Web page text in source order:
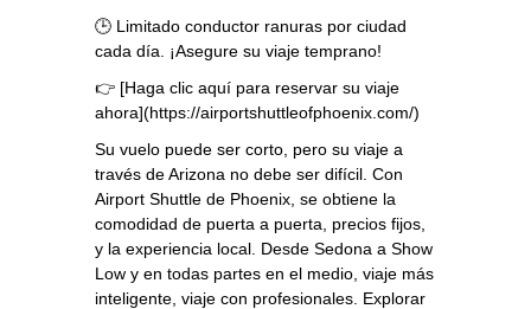
🕒 Limitado conductor ranuras por ciudad
cada día. ¡Asegure su viaje temprano!
👉 [Haga clic aquí para reservar su viaje
ahora](https://airportshuttleofphoenix.com/)
Su vuelo puede ser corto, pero su viaje a
través de Arizona no debe ser difícil. Con
Airport Shuttle de Phoenix, se obtiene la
comodidad de puerta a puerta, precios fijos,
y la experiencia local. Desde Sedona a Show
Low y en todas partes en el medio, viaje más
inteligente, viaje con profesionales. Explorar